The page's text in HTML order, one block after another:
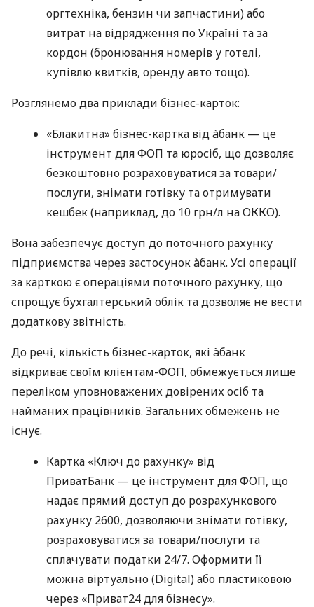
оргтехніка, бензин чи запчастини) або
витрат на відрядження по Україні та за
кордон (бронювання номерів у готелі,
купівлю квитків, оренду авто тощо).
Розглянемо два приклади бізнес-карток:
«Блакитна» бізнес-картка від àбанк — це
інструмент для ФОП та юросіб, що дозволяє
безкоштовно розраховуватися за товари/
послуги, знімати готівку та отримувати
кешбек (наприклад, до 10 грн/л на ОККО).
Вона забезпечує доступ до поточного рахунку
підприємства через застосунок àбанк. Усі операції
за карткою є операціями поточного рахунку, що
спрощує бухгалтерський облік та дозволяє не вести
додаткову звітність.
До речі, кількість бізнес-карток, які àбанк
відкриває своїм клієнтам-ФОП, обмежується лише
переліком уповноважених довірених осіб та
найманих працівників. Загальних обмежень не
існує.
Картка «Ключ до рахунку» від
ПриватБанк — це інструмент для ФОП, що
надає прямий доступ до розрахункового
рахунку 2600, дозволяючи знімати готівку,
розраховуватися за товари/послуги та
сплачувати податки 24/7. Оформити її
можна віртуально (Digital) або пластиковою
через «Приват24 для бізнесу».